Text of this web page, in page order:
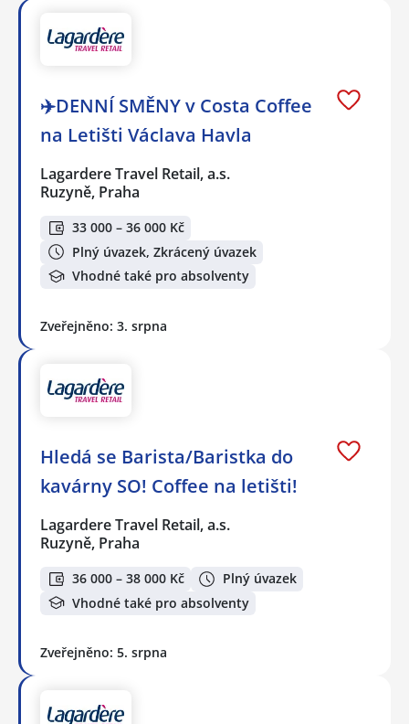
✈️DENNÍ SMĚNY v Costa Coffee
na Letišti Václava Havla
Lagardere Travel Retail, a.s.
Ruzyně, Praha
33 000 – 36 000 Kč
Plný úvazek, Zkrácený úvazek
Vhodné také pro absolventy
Zveřejněno: 3. srpna
Hledá se Barista/Baristka do
kavárny SO! Coffee na letišti!
Lagardere Travel Retail, a.s.
Ruzyně, Praha
36 000 – 38 000 Kč
Plný úvazek
Vhodné také pro absolventy
Zveřejněno: 5. srpna